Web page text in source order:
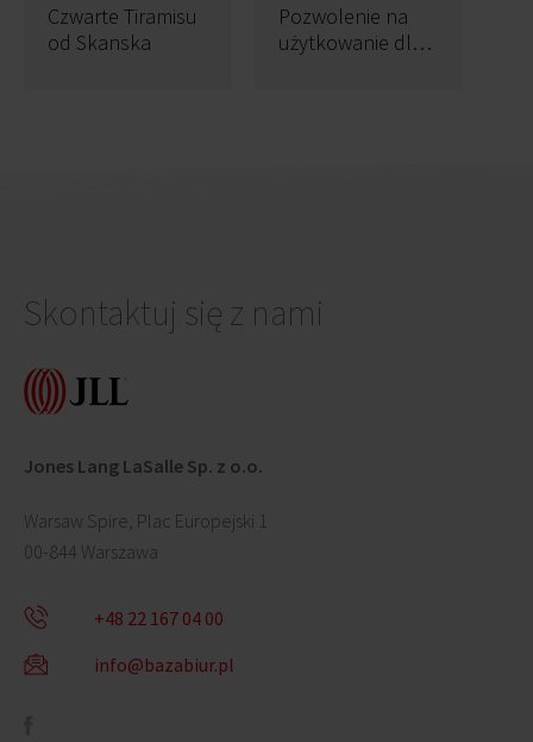
Czwarte Tiramisu
od Skanska
Pozwolenie na
użytkowanie dla
Skontaktuj się z nami
Jones Lang LaSalle Sp. z o.o.
Warsaw Spire, Plac Europejski 1
00-844 Warszawa
+48 22 167 04 00
info@bazabiur.pl